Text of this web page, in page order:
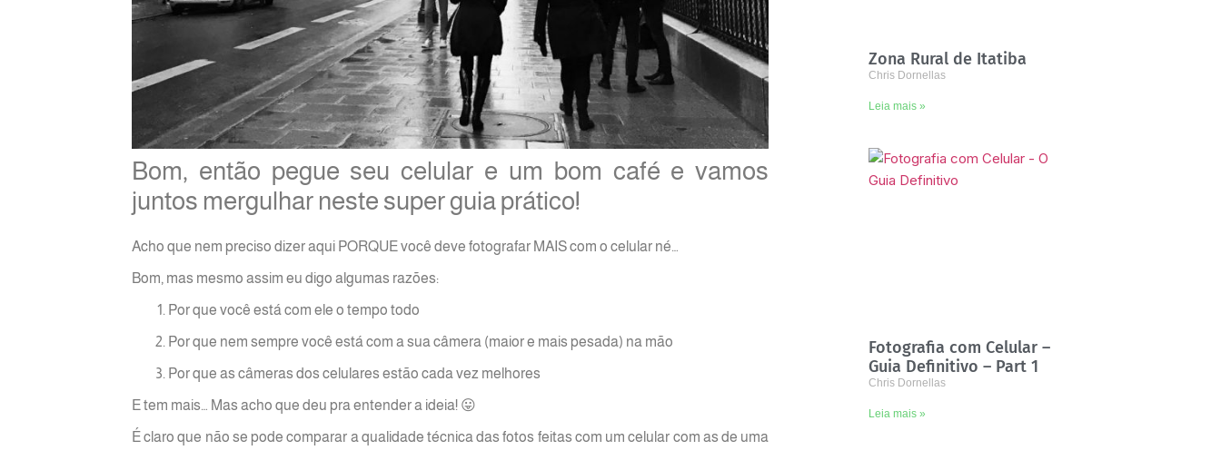
Bom, então pegue seu celular e um bom café e vamos
juntos mergulhar neste super guia prático!
Acho que nem preciso dizer aqui PORQUE você deve fotografar MAIS com o celular né…
Bom, mas mesmo assim eu digo algumas razões:
Por que você está com ele o tempo todo
Por que nem sempre você está com a sua câmera (maior e mais pesada) na mão
Por que as câmeras dos celulares estão cada vez melhores
E tem mais… Mas acho que deu pra entender a ideia! 😛
É claro que não se pode comparar a qualidade técnica das fotos feitas com um celular com as de uma
Zona Rural de Itatiba
Chris Dornellas
Leia mais »
Fotografia com Celular –
Guia Definitivo – Part 1
Chris Dornellas
Leia mais »